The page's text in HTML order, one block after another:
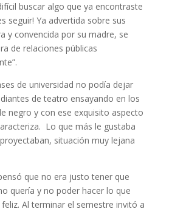
buscar algo que ya encontraste
seguir! Ya advertida sobre sus
y convencida por su madre, se
de relaciones públicas
de universidad no podía dejar
de teatro ensayando en los
negro y con ese exquisito aspecto
Lo que más le gustaba
situación muy lejana
que no era justo tener que
quería y no poder hacer lo que
Al terminar el semestre invitó a